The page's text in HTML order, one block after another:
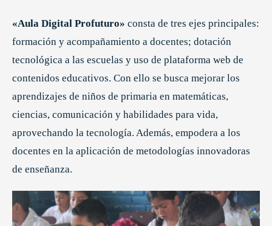
«Aula Digital Profuturo» consta de tres ejes principales:
formación y acompañamiento a docentes; dotación
tecnológica a las escuelas y uso de plataforma web de
contenidos educativos. Con ello se busca mejorar los
aprendizajes de niños de primaria en matemáticas,
ciencias, comunicación y habilidades para vida,
aprovechando la tecnología. Además, empodera a los
docentes en la aplicación de metodologías innovadoras
de enseñanza.